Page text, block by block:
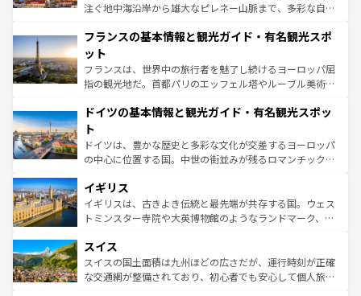
できる。朝目覚めてから夜眠るまで、すべての瞬間を楽し
なお、新着のイタリア情報はコンテンツ一覧を参照してほ
しい。
注ぐ地中海沿岸から雄大なピレネー山脈まで、多彩な自然
文化が根付くこの国では、情熱的なフラメンコ、熱気あふ
れる闘牛、そして美味しいタパスが生活の一部となってい
る。首都マドリードの洗練された雰囲気や、バルセロナの
アートに溢れた街角から、地方では古代ローマ遺跡や中世
せる。地方によって風土や気候が異なるスペインはその個
ンテンツ一覧 を参照してほしい。
フランスの基本情報と観光ガイド・有名観光スポ
ット
フランスは、世界中の旅行者を魅了し続けるヨーロッパ屈
指の観光地だ。首都パリのエッフェル塔やルーブル美術館
で、幅広い魅力が詰まっている。華麗な宮殿、歴史的な大
聖堂、美しいビーチ、そして豊かな自然が、訪れる者を心
から魅了する。また、フランスは美食の国としても知ら
れ、フランス料理はユネスコ無形文化遺産にも登録されて
香り高いラベンダー畑など、多彩な楽しみ方が可能だ。さ
らに、パリ以外の地域にも魅力が溢れており、どの街角に
も豊かな歴史と文化が息づいている。パリ以外の個性あふ
を参照してほしい。
ドイツの基本情報と観光ガイド・有名観光スポッ
ト
ドイツは、豊かな歴史と多彩な文化が交差するヨーロッパ
の中心に位置する国。中世の街並みが残るロマンチック街
顔を持つこの国は、どこを歩いても飽きることがない。ベ
ルリンの文化的活気、バイエルン州のアルプスの絶景、そ
してライン川沿いのワイン畑といった風景は必見。ビール
は、お酒好きな人にはぜひ体験してほしい。 なお、新着の
ドイツ情報はコンテンツ一覧を参照してほしい。
イギリス
イギリスは、古きよき伝統と最先端が共存する国。ウェス
トミンスター寺院や大英博物館のようなランドマーク、歴
リアごとに異なる魅力がある。また、優雅なアフタヌーン
ティー、ビール好きにはたまらない英国パブ、サッカー観
戦など、本場だからこそできる体験も豊富。イギリスを旅
スイス
スイスの国土面積は九州ほどの広さだが、運行時刻が正確
な交通網が整備されており、初心者でも安心して個人旅行